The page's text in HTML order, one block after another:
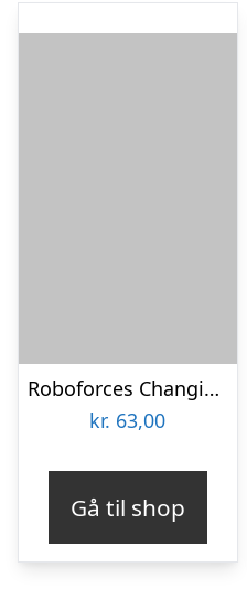
Roboforces Changing robot Dino 17cm
kr. 63,00
Gå til shop